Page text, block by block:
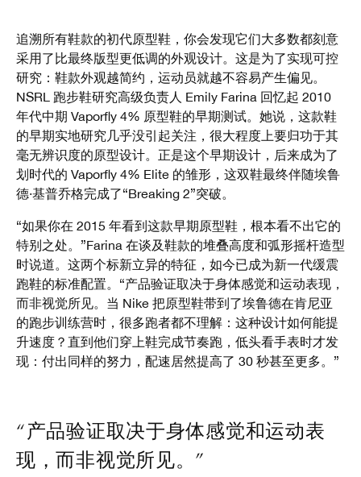
追溯所有鞋款的初代原型鞋，你会发现它们大多数都刻意
采用了比最终版型更低调的外观设计。这是为了实现可控
研究：鞋款外观越简约，运动员就越不容易产生偏见。
NSRL 跑步鞋研究高级负责人 Emily Farina 回忆起 2010
年代中期 Vaporfly 4% 原型鞋的早期测试。她说，这款鞋
的早期实地研究几乎没引起关注，很大程度上要归功于其
毫无辨识度的原型设计。正是这个早期设计，后来成为了
划时代的 Vaporfly 4% Elite 的雏形，这双鞋最终伴随埃鲁
德·基普乔格完成了“Breaking 2”突破。
“如果你在 2015 年看到这款早期原型鞋，根本看不出它的
特别之处。”Farina 在谈及鞋款的堆叠高度和弧形摇杆造型
时说道。这两个标新立异的特征，如今已成为新一代缓震
跑鞋的标准配置。“产品验证取决于身体感觉和运动表现，
而非视觉所见。当 Nike 把原型鞋带到了埃鲁德在肯尼亚
的跑步训练营时，很多跑者都不理解：这种设计如何能提
升速度？直到他们穿上鞋完成节奏跑，低头看手表时才发
现：付出同样的努力，配速居然提高了 30 秒甚至更多。”
“产品验证取决于身体感觉和运动表
现，而非视觉所见。”